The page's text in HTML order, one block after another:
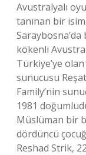
Avustralyalı
tanınan bir
kökenli
Türkiye’ye
sunucusu
Family’nin
1981
Müslüman bir
dördüncü
Reshad Strik,